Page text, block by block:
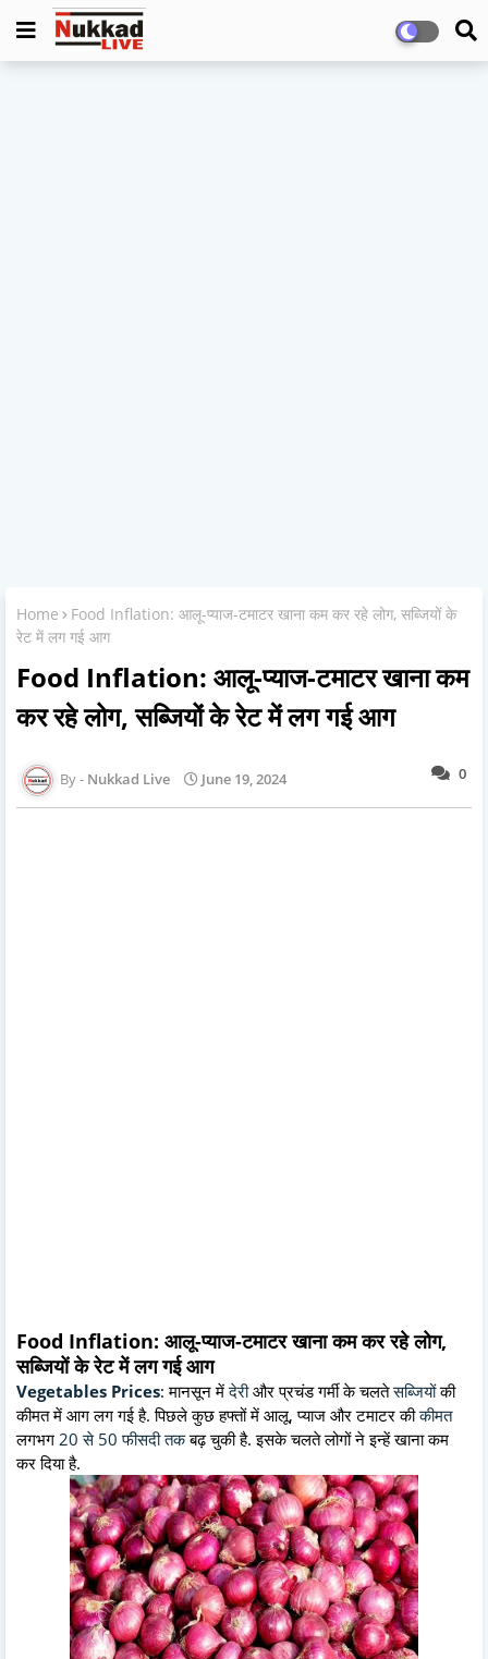
Home
Food Inflation: आलू-प्याज-टमाटर खाना कम कर रहे लोग, सब्जियों के
रेट में लग गई आग
Food Inflation: आलू-प्याज-टमाटर खाना कम
कर रहे लोग, सब्जियों के रेट में लग गई आग
0
Nukkad Live June 19, 2024
Food Inflation: आलू-प्याज-टमाटर खाना कम कर रहे लोग,
सब्जियों के रेट में लग गई आग
Vegetables Prices: मानसून मेंदेरीऔर प्रचंड गर्मी के चलतेसब्जियोंकी
कीमत में आग लग गई है. पिछले कुछ हफ्तों में आलू, प्याज और टमाटर कीकीमत
लगभग 20 से 50 फीसदी तकबढ़ चुकी है. इसके चलते लोगों ने इन्हें खाना कम
कर दिया है.